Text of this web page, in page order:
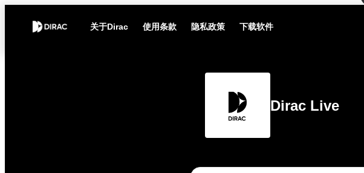
关于Dirac 使用条款 隐私政策 下载软件
Dirac Live